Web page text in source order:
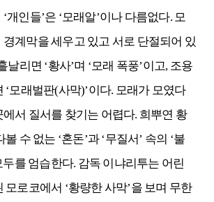
개인들’은 ‘모래알’이나 다름없다. 모
계막을 세우고 있고 서로 단절되어 있
날리면 ‘황사’며 ‘모래 폭풍’이고, 조용
‘모래벌판(사막)’이다. 모래가 모였다
서 질서를 찾기는 어렵다. 희뿌연 황
수 없는 ‘혼돈’과 ‘무질서’ 속의 ‘불
두를 엄습한다. 감독 이냐리투는 어린
모로코에서 ‘황량한 사막’을 보며 무한